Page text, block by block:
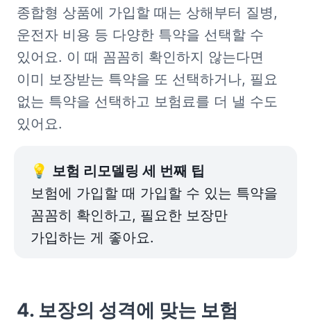
종합형 상품에 가입할 때는 상해부터 질병,
운전자 비용 등 다양한 특약을 선택할 수
있어요. 이 때 꼼꼼히 확인하지 않는다면
이미 보장받는 특약을 또 선택하거나, 필요
없는 특약을 선택하고 보험료를 더 낼 수도
있어요.
💡 보험 리모델링 세 번째 팁
보험에 가입할 때 가입할 수 있는 특약을
꼼꼼히 확인하고, 필요한 보장만
가입하는 게 좋아요.
4. 보장의 성격에 맞는 보험